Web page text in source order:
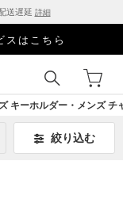
送遅延 詳細
ら■□
キーホルダー・メンズ チ
絞り込む